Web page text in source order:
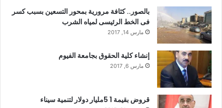
بالصور.. كثافة مرورية بمحور التسعين بسبب كسر
فى الخط الرئيسى لمياه الشرب
مارس 14, 2017
إنشاء كلية الحقوق بجامعة الفيوم
مارس 6, 2017
قروض بقيمة 1 5مليار دولار لتنمية سيناء